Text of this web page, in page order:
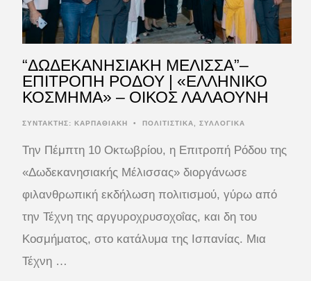
“ΔΩΔΕΚΑΝΗΣΙΑΚΗ ΜΕΛΙΣΣΑ”–
ΕΠΙΤΡΟΠΗ ΡΟΔΟΥ | «ΕΛΛΗΝΙΚΟ
ΚΟΣΜΗΜΑ» – ΟΙΚΟΣ ΛΑΛΑΟΥΝΗ
ΣΥΝΤΆΚΤΗΣ: ΚΑΡΠΑΘΙΑΚΗ • ΠΟΛΙΤΙΣΤΙΚΑ ΣΥΛΛΟΓΙΚΑ
Την Πέμπτη 10 Οκτωβρίου, η Επιτροπή Ρόδου της
«Δωδεκανησιακής Μέλισσας» διοργάνωσε
φιλανθρωπική εκδήλωση πολιτισμού, γύρω από
την Τέχνη της αργυροχρυσοχοΐας, και δη του
Κοσμήματος, στο κατάλυμα της Ισπανίας. Μια
Τέχνη …